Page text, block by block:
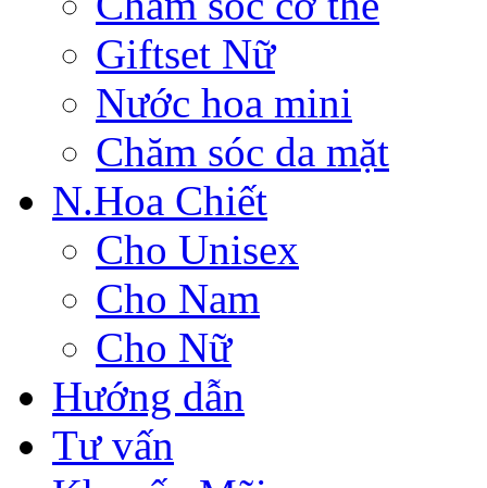
Giftset Nữ
Nước hoa mini
Chăm sóc da mặt
N.Hoa Chiết
Cho Unisex
Cho Nam
Cho Nữ
Hướng dẫn
Tư vấn